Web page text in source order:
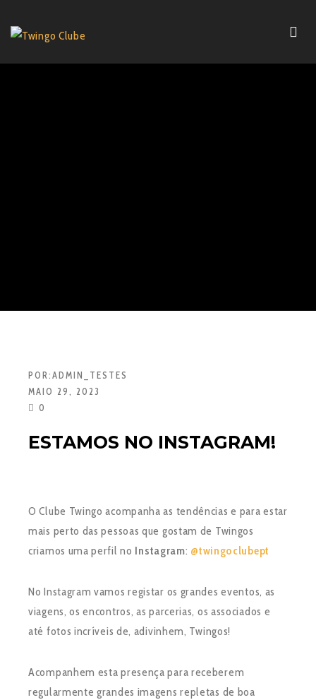
POR:ADMIN_TESTES
MAIO 29, 2023
0
ESTAMOS NO INSTAGRAM!
O Clube Twingo acompanha as tendências e para estar
mais perto das pessoas que gostam de Twingos
criamos uma perfil no Instagram: @twingoclubept
No Instagram vamos registar os grandes eventos, as
viagens, os encontros, as parcerias, os associados e
até fotos incríveis de, adivinhem, Twingos!
Acompanhem esta presença para receberem
regularmente grandes imagens repletas de boa